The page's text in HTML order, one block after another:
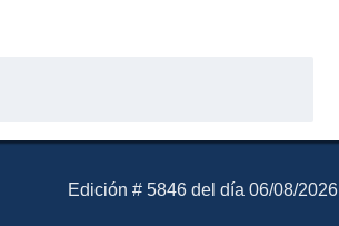
Mensajero Diario
Edición # 5846 del día 06/08/2026